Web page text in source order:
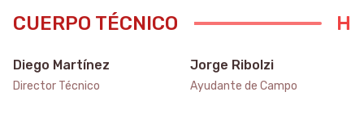
CUERPO TÉCNICO
Diego Martínez
Director Técnico
Jorge Ribolzi
Ayudante de Campo